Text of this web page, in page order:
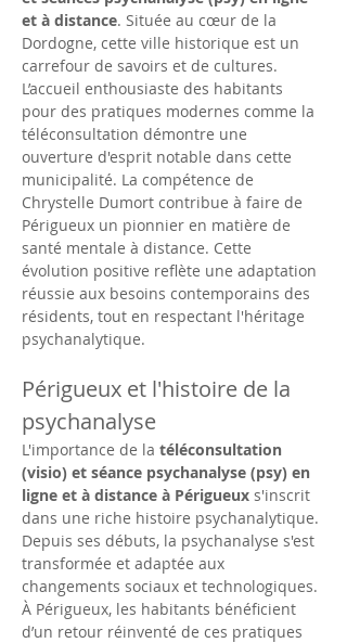
et à distance. Située au cœur de la
Dordogne, cette ville historique est un
carrefour de savoirs et de cultures.
L’accueil enthousiaste des habitants
pour des pratiques modernes comme la
téléconsultation démontre une
ouverture d'esprit notable dans cette
municipalité. La compétence de
Chrystelle Dumort contribue à faire de
Périgueux un pionnier en matière de
santé mentale à distance. Cette
évolution positive reflète une adaptation
réussie aux besoins contemporains des
résidents, tout en respectant l'héritage
psychanalytique.
Périgueux et l'histoire de la
psychanalyse
L'importance de la téléconsultation
(visio) et séance psychanalyse (psy) en
ligne et à distance à Périgueux s'inscrit
dans une riche histoire psychanalytique.
Depuis ses débuts, la psychanalyse s'est
transformée et adaptée aux
changements sociaux et technologiques.
À Périgueux, les habitants bénéficient
d’un retour réinventé de ces pratiques